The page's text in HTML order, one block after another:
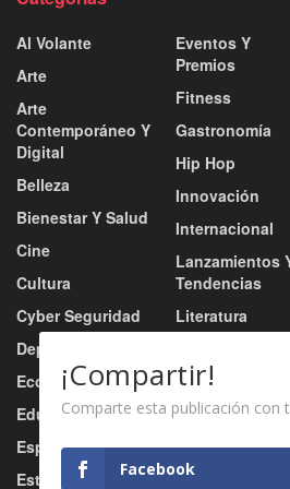
Al Volante
Arte
Arte
Contemporáneo Y
Digital
Belleza
Bienestar Y Salud
Cine
Cultura
Cyber Seguridad
Deportes
Economía
Educación
Esports
Estilo De Vida
Eventos Y
Premios
Fitness
Gastronomía
Hip Hop
Innovación
Internacional
Lanzamientos
Tendencias
Literatura
Música
Música Urbana
Nacional
Negocio
¡Compartir!
Comparte esta publicación con
Facebook